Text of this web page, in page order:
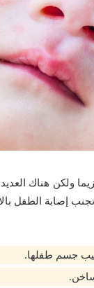
ولكن هناك
إصابة الطفل
جسم طفلها.